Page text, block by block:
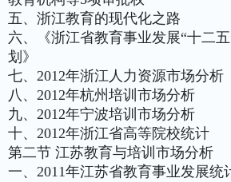
五、浙江教育的现代化之路
六、《浙江省教育事业发展“十二
划》
七、2012年浙江人力资源市场分析
八、2012年杭州培训市场分析
九、2012年宁波培训市场分析
十、2012年浙江省高等院校统计
第二节 江苏教育与培训市场分析
一、2011年江苏省教育事业发展统